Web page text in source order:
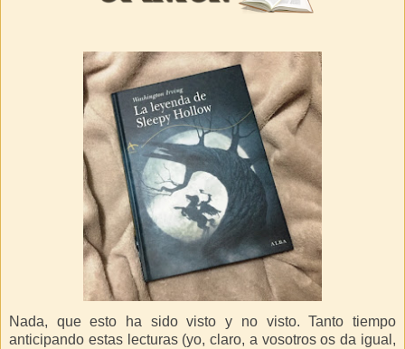
Nada, que esto ha sido visto y no visto. Tanto tiempo
anticipando estas lecturas (yo, claro, a vosotros os da igual,